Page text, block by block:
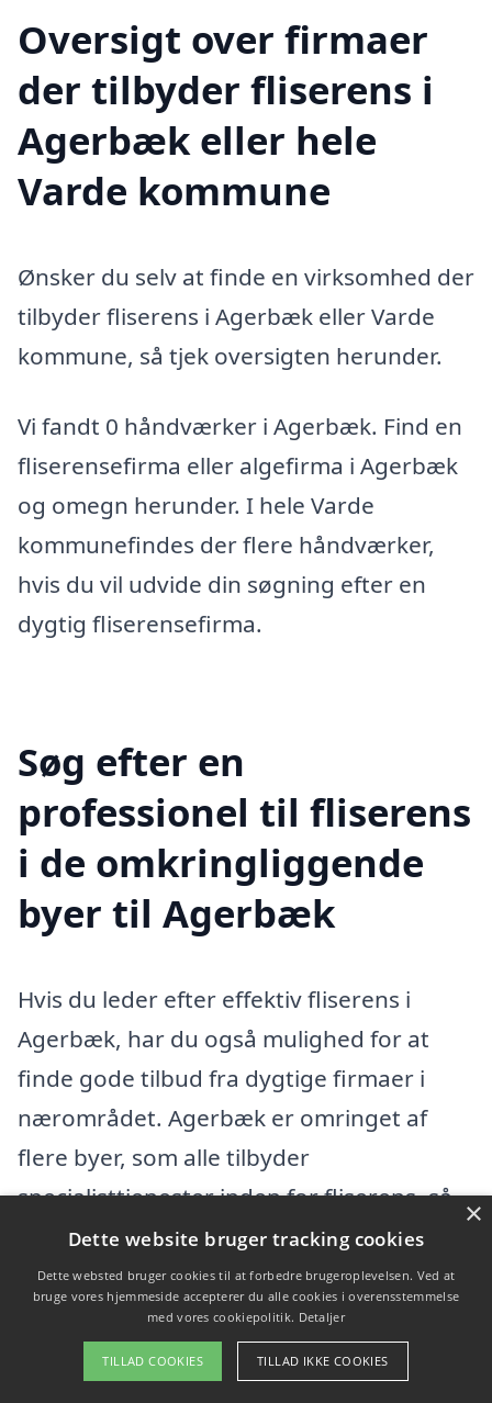
Oversigt over firmaer
der tilbyder fliserens i
Agerbæk eller hele
Varde kommune
Ønsker du selv at finde en virksomhed der
tilbyder fliserens i Agerbæk eller Varde
kommune, så tjek oversigten herunder.
Vi fandt 0 håndværker i Agerbæk. Find en
fliserensefirma eller algefirma i Agerbæk
og omegn herunder. I hele Varde
kommunefindes der flere håndværker,
hvis du vil udvide din søgning efter en
dygtig fliserensefirma.
Søg efter en
professionel til fliserens
i de omkringliggende
byer til Agerbæk
Hvis du leder efter effektiv fliserens i
Agerbæk, har du også mulighed for at
finde gode tilbud fra dygtige firmaer i
nærområdet. Agerbæk er omringet af
flere byer, som alle tilbyder
specialisttjenester inden for fliserens, så
du kan vælge blandt mange kompetente
fagfolk. Nogle af de omkringliggende
byer, hvor du kan finde hjælp, inkluderer
Oksbøl,Ansager, Nørre Nebel
×
Dette website bruger tracking cookies
Dette websted bruger cookies til at forbedre brugeroplevelsen. Ved at
bruge vores hjemmeside accepterer du alle cookies i overensstemmelse
med vores cookiepolitik. Detaljer
TILLAD COOKIES TILLAD IKKE COOKIES